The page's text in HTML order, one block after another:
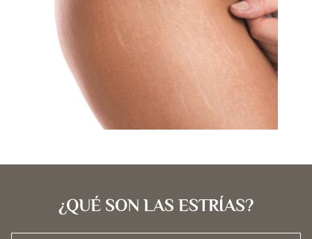
¿QUÉ SON LAS ESTRÍAS?